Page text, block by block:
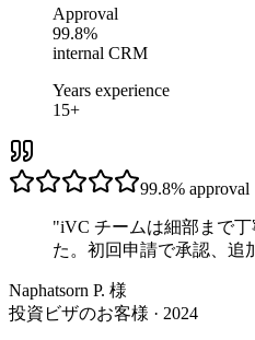
Approval
99.8%
internal CRM
Years experience
15+
99.8% approval
"iVC チームは細部まで
た。初回申請で承認、追
Naphatsorn P. 様
投資ビザのお客様 · 2024